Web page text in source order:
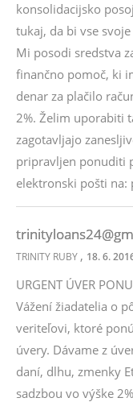
konsolidacijsko
tukaj, da bi vse
Mi posodi sredstva
finančno pomoč, ki
denar za plačilo
2%. Želim uporabiti
zagotavljajo
pripravljen ponuditi
elektronski pošti na:
TRINITY RUBY , 18. 6.
URGENT ÚVER
Vážení žiadatelia o
veriteľovi, ktoré
úvery. Dávame z
daní, dlhu, zmenky
sadzbou vo výške